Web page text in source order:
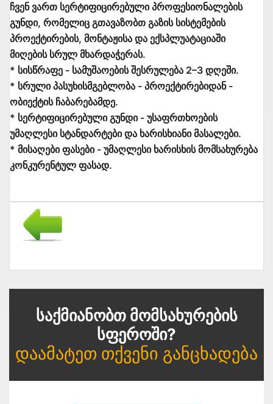
ჩვენ ვართ სერტიფიცირებული პროფესიონალების
გუნდი, რომელიც გთავაზობთ გაზის სისტემების
პროექტირების, მონტაჟისა და ექსპლუატაციაში
მიღების სრულ მხარდაჭერას.
* სისწრაფე - სამუშაოების შესრულება 2–3 დღეში.
* სრული პასუხისმგებლობა - პროექტირებიდან -
ობიექტის ჩაბარებამდე.
* სერტიფიცირებული გუნდი - უსაფრთხოების
უმაღლესი სტანდარტები და ხარისხიანი მასალები.
* მისაღები ფასები - უმაღლესი ხარისხის მომსახურება
კონკურენტულ ფასად.
Საქმიანობთ Მომსახურების
Სფეროში?
Დაამატეთ Თქვენი Განცხადება